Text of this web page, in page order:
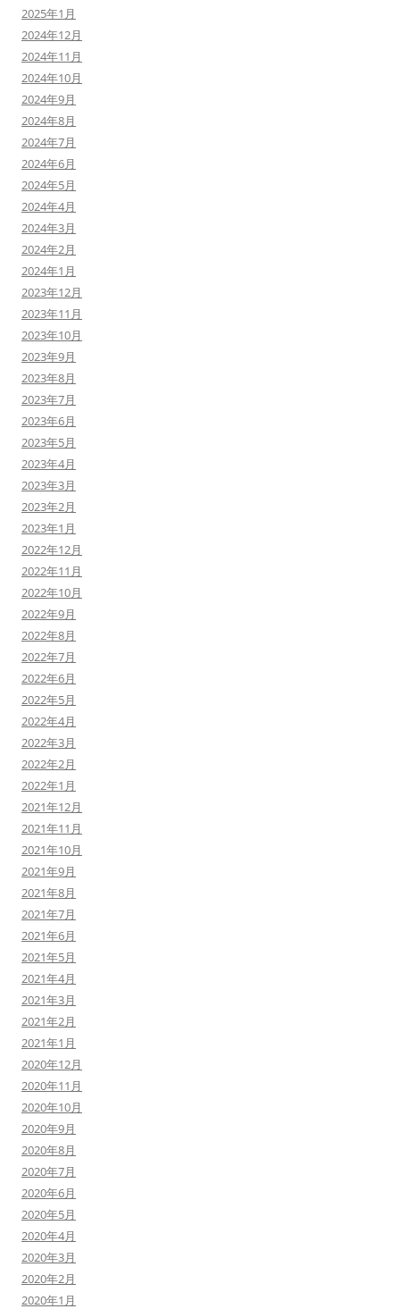
2025年1月
2024年12月
2024年11月
2024年10月
2024年9月
2024年8月
2024年7月
2024年6月
2024年5月
2024年4月
2024年3月
2024年2月
2024年1月
2023年12月
2023年11月
2023年10月
2023年9月
2023年8月
2023年7月
2023年6月
2023年5月
2023年4月
2023年3月
2023年2月
2023年1月
2022年12月
2022年11月
2022年10月
2022年9月
2022年8月
2022年7月
2022年6月
2022年5月
2022年4月
2022年3月
2022年2月
2022年1月
2021年12月
2021年11月
2021年10月
2021年9月
2021年8月
2021年7月
2021年6月
2021年5月
2021年4月
2021年3月
2021年2月
2021年1月
2020年12月
2020年11月
2020年10月
2020年9月
2020年8月
2020年7月
2020年6月
2020年5月
2020年4月
2020年3月
2020年2月
2020年1月